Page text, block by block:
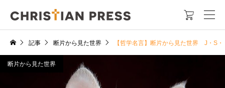

記事 断片から見た世界 【哲学名言】断片から見た世界 J・S・
断片から見た世界